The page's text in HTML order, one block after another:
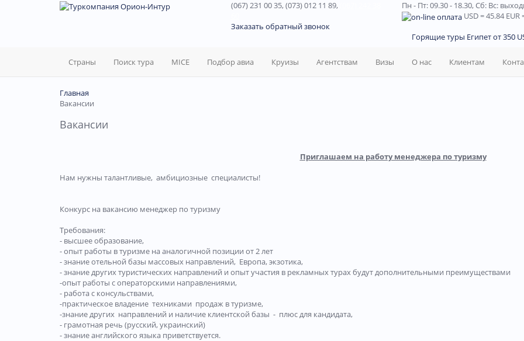
(067) 231 00 35, (073) 012 11 89,
Заказать обратный звонок
Пн - Пт: 09.30 - 18.30,Сб: Вс:
USD= 45.84EUR
Горящие туры Египет от 350
Страны Поиск тура MICE Подбор авиа Круизы Агентствам Визы О нас Клиентам
Главная
Вакансии
Вакансии
Приглашаем на работу менеджера по туризму
Нам нужны талантливые, амбициозные специалисты!
Конкурс на вакансию менеджер по туризму
Требования:
- высшее образование,
- опыт работы в туризме на аналогичной позиции от 2 лет
- знание отельной базы массовых направлений, Европа, экзотика,
- знание других туристических направлений и опыт участия в рекламных турах будут дополнительными преимуществами
-опыт работы с операторскими направлениями,
- работа с консульствами,
-практическое владение техниками продаж в туризме,
-знание других направлений и наличие клиентской базы - плюс для кандидата,
- грамотная речь (русский, украинский)
- знание английского языка приветствуется.